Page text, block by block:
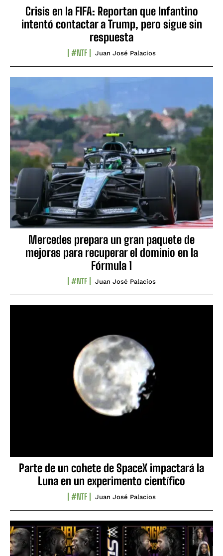
Crisis en la FIFA: Reportan que Infantino
intentó contactar a Trump, pero sigue sin
respuesta
#NTF Juan José Palacios
Mercedes prepara un gran paquete de
mejoras para recuperar el dominio en la
Fórmula 1
#NTF Juan José Palacios
Parte de un cohete de SpaceX impactará la
Luna en un experimento científico
#NTF Juan José Palacios